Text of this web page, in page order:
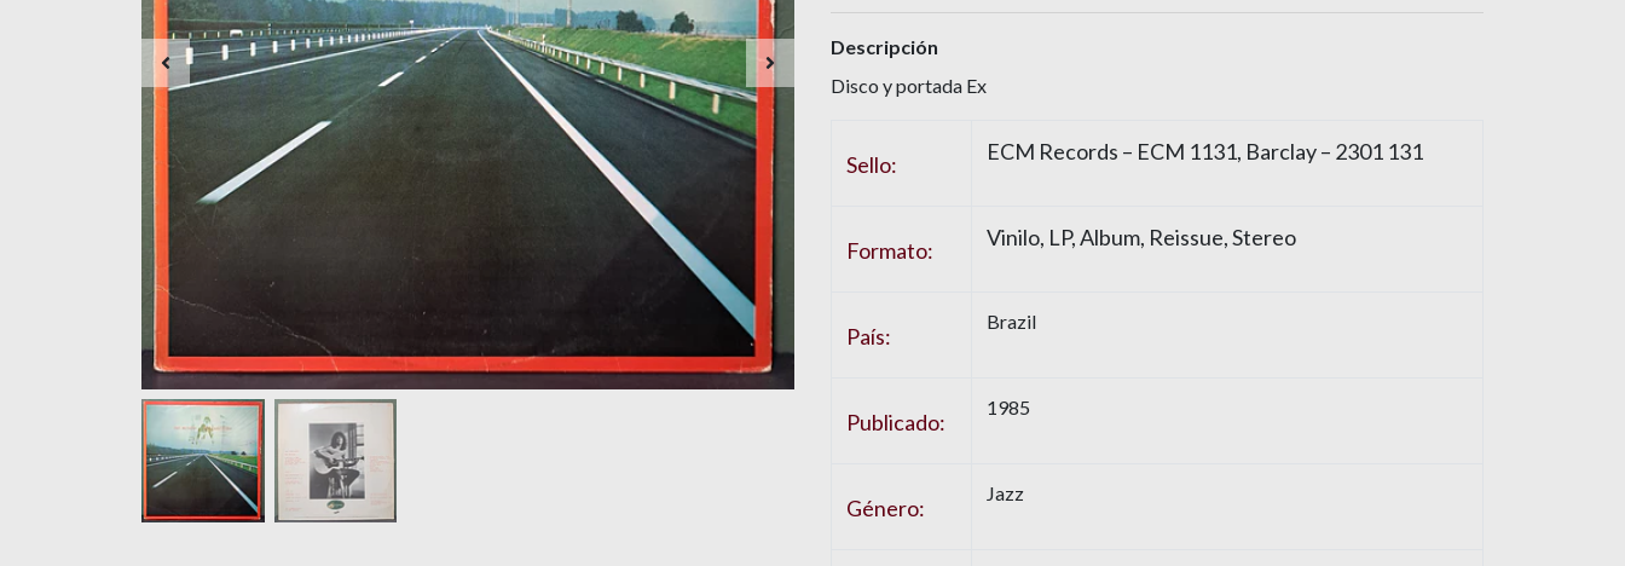
Descripción
Disco y portada Ex
Sello: ECM Records – ECM 1131, Barclay – 2301 131
Formato: Vinilo, LP, Album, Reissue, Stereo
País:
Brazil
Publicado:
1985
Género:
Jazz